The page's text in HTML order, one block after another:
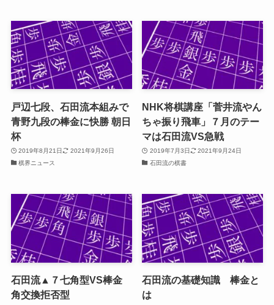
戸辺七段、石田流本組みで
青野九段の棒金に快勝 朝日
杯
2019年8月21日
2021年9月26日
棋界ニュース
NHK将棋講座「菅井流やん
ちゃ振り飛車」７月のテー
マは石田流VS急戦
2019年7月3日
2021年9月24日
石田流の棋書
石田流▲７七角型VS棒金
角交換拒否型
石田流の基礎知識 棒金と
は